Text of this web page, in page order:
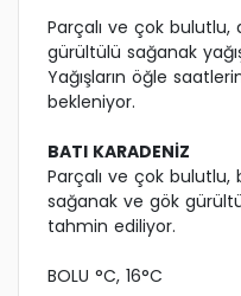
Parçalı ve çok bulutlu,
gürültülü sağanak
Yağışların öğle
bekleniyor.
BATI KARADENİZ
Parçalı ve çok bulutlu,
sağanak ve gök
tahmin ediliyor.
BOLU °C, 16°C